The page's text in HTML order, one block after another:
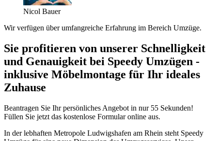
Nicol Bauer
Wir verfügen über umfangreiche Erfahrung im Bereich Umzüge.
Sie profitieren von unserer Schnelligkeit
und Genauigkeit bei Speedy Umzügen -
inklusive Möbelmontage für Ihr ideales
Zuhause
Beantragen Sie Ihr persönliches Angebot in nur 55 Sekunden!
Füllen Sie jetzt das kostenlose Formular online aus.
In der lebhaften Metropole Ludwigshafen am Rhein steht Speedy